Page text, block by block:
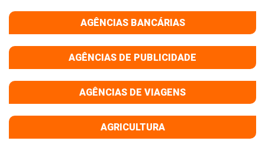
AGÊNCIAS BANCÁRIAS
AGÊNCIAS DE PUBLICIDADE
AGÊNCIAS DE VIAGENS
AGRICULTURA